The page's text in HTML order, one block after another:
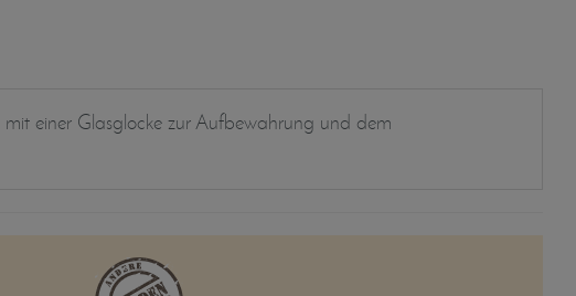
einer Glasglocke zur Aufbewahrung und dem